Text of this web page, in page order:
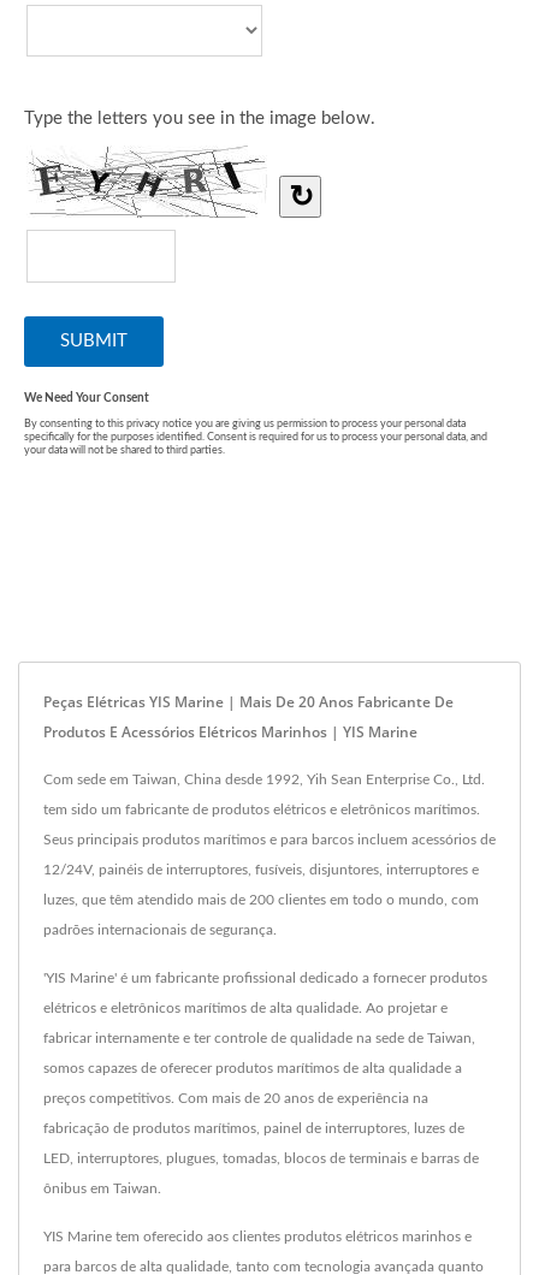
Peças Elétricas YIS Marine | Mais De 20 Anos Fabricante De
Produtos E Acessórios Elétricos Marinhos | YIS Marine
Com sede em Taiwan, China desde 1992, Yih Sean Enterprise Co., Ltd.
tem sido um fabricante de produtos elétricos e eletrônicos marítimos.
Seus principais produtos marítimos e para barcos incluem acessórios de
12/24V, painéis de interruptores, fusíveis, disjuntores, interruptores e
luzes, que têm atendido mais de 200 clientes em todo o mundo, com
padrões internacionais de segurança.
'YIS Marine' é um fabricante profissional dedicado a fornecer produtos
elétricos e eletrônicos marítimos de alta qualidade. Ao projetar e
fabricar internamente e ter controle de qualidade na sede de Taiwan,
somos capazes de oferecer produtos marítimos de alta qualidade a
preços competitivos. Com mais de 20 anos de experiência na
fabricação de produtos marítimos, painel de interruptores, luzes de
LED, interruptores, plugues, tomadas, blocos de terminais e barras de
ônibus em Taiwan.
YIS Marine tem oferecido aos clientes produtos elétricos marinhos e
para barcos de alta qualidade, tanto com tecnologia avançada quanto